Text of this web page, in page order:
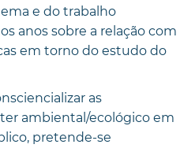
e do trabalho
anos sobre a relação com
em torno do estudo do
as
ambiental/ecológico em
pretende-se